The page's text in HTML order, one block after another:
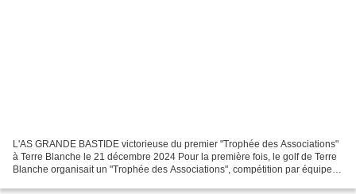
L'AS GRANDE BASTIDE victorieuse du premier "Trophée des Associations"
à Terre Blanche le 21 décembre 2024 Pour la première fois, le golf de Terre
Blanche organisait un "Trophée des Associations", compétition par équipe